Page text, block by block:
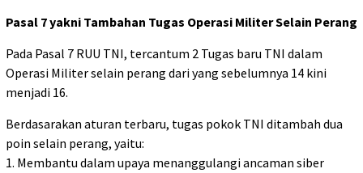
Pasal 7 yakni Tambahan Tugas Operasi Militer Selain Perang
Pada Pasal 7 RUU TNI, tercantum 2 Tugas baru TNI dalam
Operasi Militer selain perang dari yang sebelumnya 14 kini
menjadi 16.
Berdasarakan aturan terbaru, tugas pokok TNI ditambah dua
poin selain perang, yaitu:
1. Membantu dalam upaya menanggulangi ancaman siber